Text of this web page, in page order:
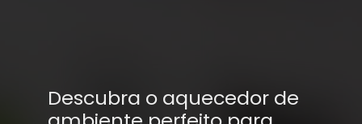
Descubra o aquecedor de